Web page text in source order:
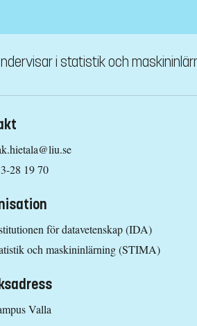
i statistik och
28 19 70
för datavetenskap (IDA)
och maskininlärning (STIMA)
Valla